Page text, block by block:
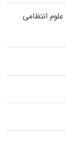
انتظامی